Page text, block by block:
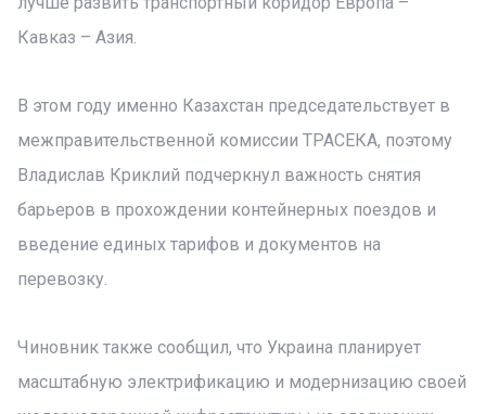
Кавказ – Азия.
В этом году именно Казахстан председательствует в
межправительственной комиссии ТРАСЕКА, поэтому
Владислав Криклий подчеркнул важность снятия
барьеров в прохождении контейнерных поездов и
введение единых тарифов и документов на
перевозку.
Чиновник также сообщил, что Украина планирует
масштабную электрификацию и модернизацию своей